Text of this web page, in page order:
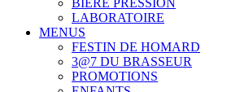
BIÈRE PRESSION
LABORATOIRE
MENUS
FESTIN DE HOMARD
3@7 DU BRASSEUR
PROMOTIONS